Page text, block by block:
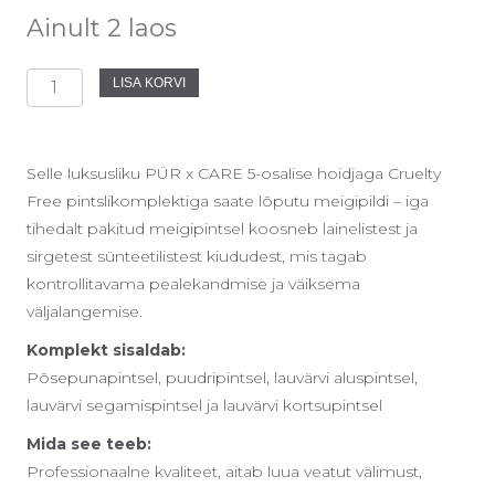
Ainult 2 laos
Makeup
komplekt
5tk
kogus
LISA KORVI
Selle luksusliku PÜR x CARE 5-osalise hoidjaga Cruelty
Free pintslikomplektiga saate lõputu meigipildi – iga
tihedalt pakitud meigipintsel koosneb lainelistest ja
sirgetest sünteetilistest kiududest, mis tagab
kontrollitavama pealekandmise ja väiksema
väljalangemise.
Komplekt sisaldab:
Põsepunapintsel, puudripintsel, lauvärvi aluspintsel,
lauvärvi segamispintsel ja lauvärvi kortsupintsel
Mida see teeb:
Professionaalne kvaliteet, aitab luua veatut välimust,